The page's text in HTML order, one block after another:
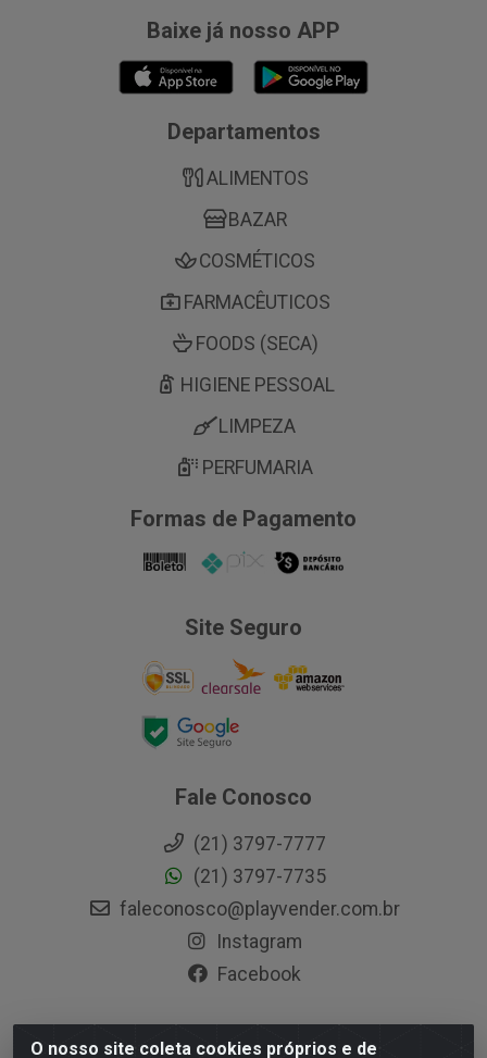
O nosso site coleta cookies próprios e de
Baixe já nosso APP
Departamentos
ALIMENTOS
BAZAR
COSMÉTICOS
FARMACÊUTICOS
FOODS (SECA)
HIGIENE PESSOAL
LIMPEZA
PERFUMARIA
Formas de Pagamento
Site Seguro
Fale Conosco
(21) 3797-7777
(21) 3797-7735
faleconosco@playvender.com.br
Instagram
Facebook